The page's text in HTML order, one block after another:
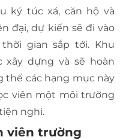
ký túc xá, căn hộ và
đại, dự kiến sẽ đi vào
gian sắp tới. Khu
dựng và sẽ hoàn
thể các hạng mục này
viên một môi trường
nghi.
viên trường